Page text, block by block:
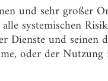
und sehr großer
systemischen
Dienste und seinen
oder der